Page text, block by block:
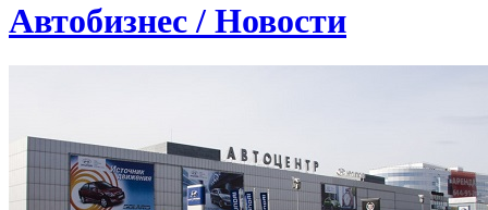
Автобизнес / Новости